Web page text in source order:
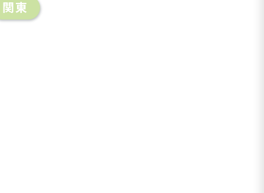
関東